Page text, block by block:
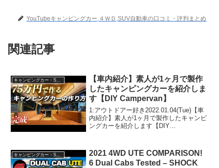
YouTubeキャンピングカー,４ＷＤ,SUV自動車の口コミ・評判まとめ
関連記事
キャンピングカー・SUV人気車種
【車内紹介】素人が1ヶ月で製作
したキャンピングカーを紹介しま
す【DIY Campervan】
1:アウトドアー好き2022.01.04(Tue)【車
内紹介】素人が1ヶ月で製作したキャンピ
ングカーを紹介します【DIY
2022.01.04(Tue)この動画...
2021 4WD UTE COMPARISON!
6 Dual Cabs Tested – SHOCK